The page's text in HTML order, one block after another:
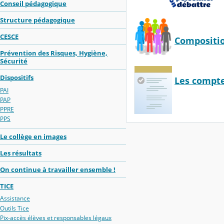
Conseil pédagogique
Structure pédagogique
CESCE
Prévention des Risques, Hygiène,
Sécurité
Dispositifs
PAI
PAP
PPRE
PPS
Le collège en images
Les résultats
On continue à travailler ensemble !
TICE
Assistance
Outils Tice
Pix-accès élèves et responsables légaux
Les